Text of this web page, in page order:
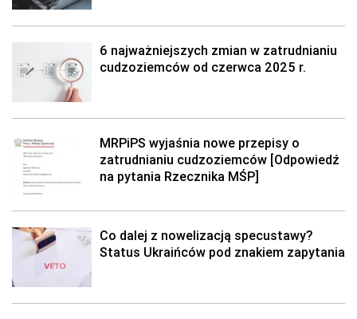
6 najważniejszych zmian w zatrudnianiu
cudzoziemców od czerwca 2025 r.
MRPiPS wyjaśnia nowe przepisy o
zatrudnianiu cudzoziemców [Odpowiedź
na pytania Rzecznika MŚP]
Co dalej z nowelizacją specustawy?
Status Ukraińców pod znakiem zapytania